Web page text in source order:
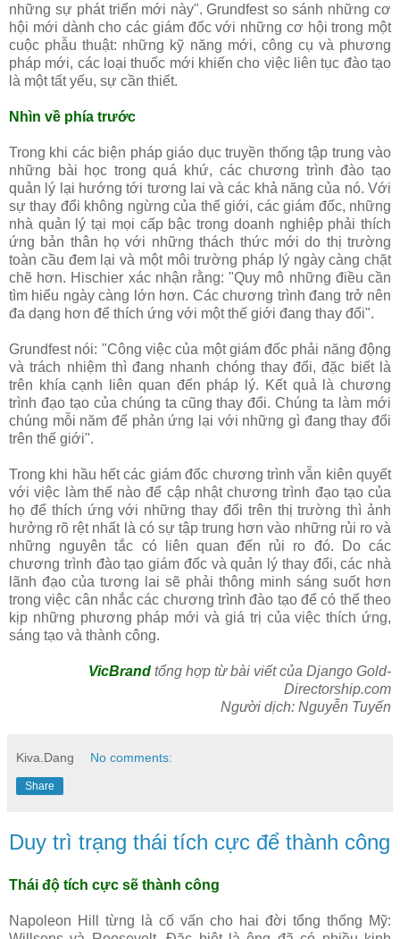
những sự phát triển mới này". Grundfest so sánh những cơ
hội mới dành cho các giám đốc với những cơ hội trong một
cuộc phẫu thuật: những kỹ năng mới, công cụ và phương
pháp mới, các loại thuốc mới khiến cho việc liên tục đào tạo
là một tất yếu, sự cần thiết.
Nhìn về phía trước
Trong khi các biện pháp giáo dục truyền thống tập trung vào
những bài học trong quá khứ, các chương trình đào tạo
quản lý lại hướng tới tương lai và các khả năng của nó. Với
sự thay đổi không ngừng của thế giới, các giám đốc, những
nhà quản lý tại mọi cấp bậc trong doanh nghiệp phải thích
ứng bản thân họ với những thách thức mới do thị trường
toàn cầu đem lại và một môi trường pháp lý ngày càng chặt
chẽ hơn. Hischier xác nhận rằng: "Quy mô những điều cần
tìm hiểu ngày càng lớn hơn. Các chương trình đang trở nên
đa dạng hơn để thích ứng với một thế giới đang thay đổi".
Grundfest nói: "Công việc của một giám đốc phải năng động
và trách nhiệm thì đang nhanh chóng thay đổi, đặc biết là
trên khía cạnh liên quan đến pháp lý. Kết quả là chương
trình đạo tạo của chúng ta cũng thay đổi. Chúng ta làm mới
chúng mỗi năm để phản ứng lại với những gì đang thay đổi
trên thế giới".
Trong khi hầu hết các giám đốc chương trình vẫn kiên quyết
với việc làm thế nào để cập nhật chương trình đạo tạo của
họ để thích ứng với những thay đổi trên thị trường thì ảnh
hưởng rõ rệt nhất là có sự tập trung hơn vào những rủi ro và
những nguyên tắc có liên quan đến rủi ro đó. Do các
chương trình đào tạo giám đốc và quản lý thay đổi, các nhà
lãnh đạo của tương lai sẽ phải thông minh sáng suốt hơn
trong việc cân nhắc các chương trình đào tạo để có thể theo
kịp những phương pháp mới và giá trị của việc thích ứng,
sáng tạo và thành công.
VicBrand tổng hợp từ bài viết của Django Gold-
Directorship.com
Người dịch: Nguyễn Tuyến
Kiva.Dang No comments:
Share
Duy trì trạng thái tích cực để thành công
Thái độ tích cực sẽ thành công
Napoleon Hill từng là cố vấn cho hai đời tổng thống Mỹ: